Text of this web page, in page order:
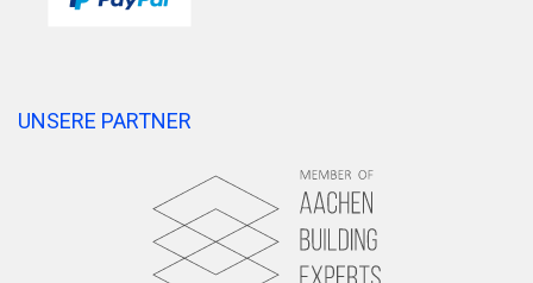
UNSERE PARTNER